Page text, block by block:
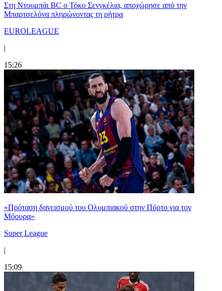
Στη Nτουμπάι BC ο Τόκο Σενγκέλια, αποχώρησε από την
Μπαρτσελόνα πληρώνοντας τη ρήτρα
EUROLEAGUE
|
15:26
«Πρόταση δανεισμού του Ολυμπιακού στην Πόρτο για τον
Μόουρα»
Super League
|
15:09